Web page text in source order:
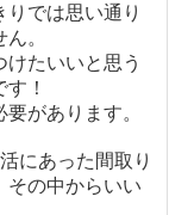
では思い通り
。
たいいと思う
！
があります。
にあった間取り
その中からいい